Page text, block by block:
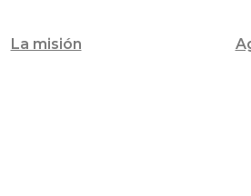
La misión